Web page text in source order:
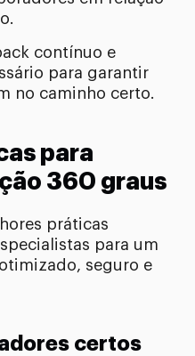
contínuo e
para garantir
no caminho certo.
para
360 graus
práticas
para um
seguro e
certos